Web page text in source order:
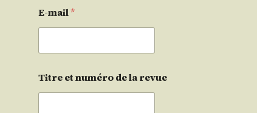
E-mail*
Titre et numéro de la revue